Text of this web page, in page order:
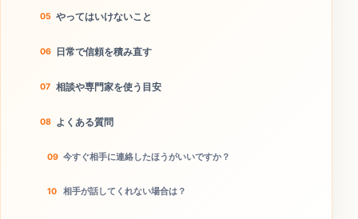
やってはいけないこと
日常で信頼を積み直す
相談や専門家を使う目安
よくある質問
今すぐ相手に連絡したほうがいいですか？
相手が話してくれない場合は？